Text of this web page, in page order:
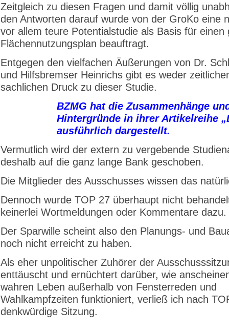
Zeitgleich zu diesen Fragen und damit völlig
den Antworten darauf wurde von der GroKo eine
vor allem teure Potentialstudie als Basis für einen
Flächennutzungsplan beauftragt.
Entgegen den vielfachen Äußerungen von Dr.
und Hilfsbremser Heinrichs gibt es weder
sachlichen Druck zu dieser Studie.
BZMG hat die Zusammenhänge
Hintergründe in ihrer Artikelreihe
ausführlich dargestellt.
Vermutlich wird der extern zu vergebende
deshalb auf die ganz lange Bank geschoben.
Die Mitglieder des Ausschusses wissen das
Dennoch wurde TOP 27 überhaupt nicht
keinerlei Wortmeldungen oder Kommentare dazu.
Der Sparwille scheint also den Planungs- und
noch nicht erreicht zu haben.
Als eher unpolitischer Zuhörer der
enttäuscht und ernüchtert darüber, wie
wahren Leben außerhalb von Fensterreden und
Wahlkampfzeiten funktioniert, verließ ich nach
denkwürdige Sitzung.